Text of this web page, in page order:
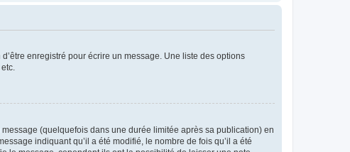
enregistré pour écrire un message. Une liste des options
(quelquefois dans une durée limitée après sa publication) en
indiquant qu’il a été modifié, le nombre de fois qu’il a été